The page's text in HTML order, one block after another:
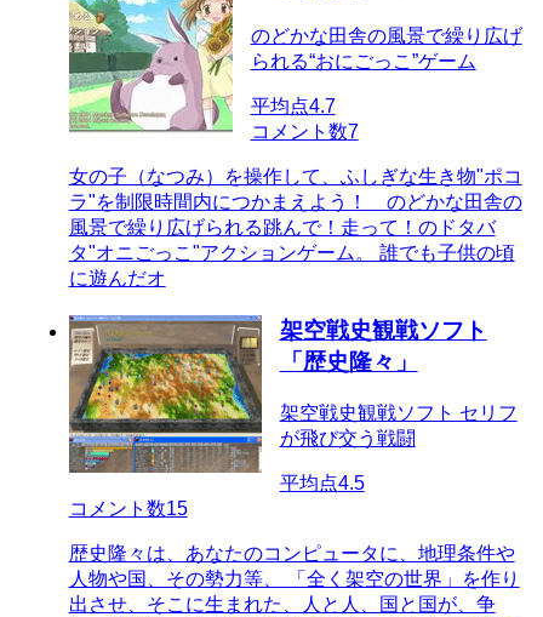
のどかな田舎の風景で繰り広げ
られる“おにごっこ”ゲーム
平均点4.7
コメント数7
女の子（なつみ）を操作して、ふしぎな生き物"ポコ
ラ"を制限時間内につかまえよう！ のどかな田舎の
風景で繰り広げられる跳んで！走って！のドタバ
タ"オニごっこ"アクションゲーム。 誰でも子供の頃
に遊んだオ
架空戦史観戦ソフト
「歴史隆々」
架空戦史観戦ソフト セリフ
が飛び交う戦闘
平均点4.5
コメント数15
歴史隆々は、あなたのコンピュータに、地理条件や
人物や国、その勢力等、 「全く架空の世界」を作り
出させ、そこに生まれた、人と人、国と国が、争